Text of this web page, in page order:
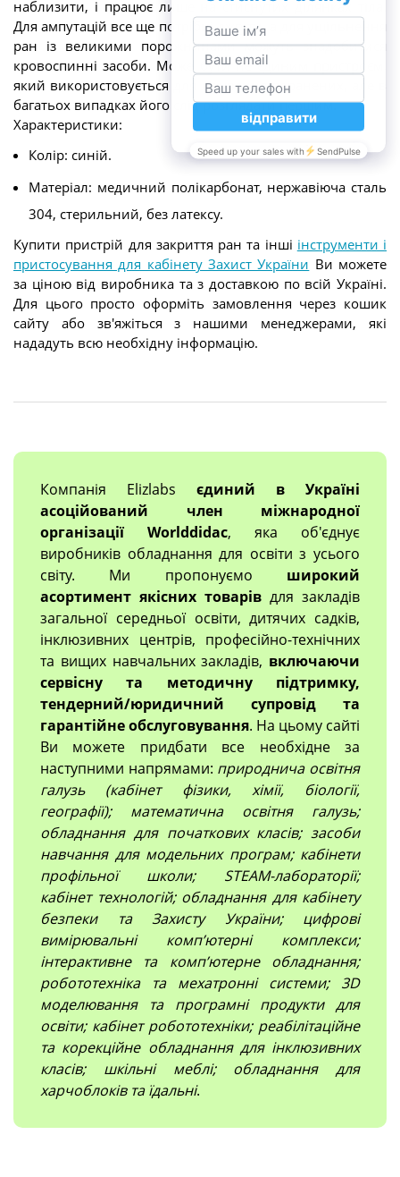
наблизити, і працює лише на стиснутих ділянках тіла.
Для ампутацій все ще потрібні джгути, а для ущільнення
ран із великими порожнинами можуть знадобитися
кровоспинні засоби. Може бути не єдиним пристроєм,
який використовується для лікування поранених, але в
багатьох випадках його слід розглядати першим.
Характеристики:
Колір: синій.
Матеріал: медичний полікарбонат, нержавіюча сталь
304, стерильний, без латексу.
Купити пристрій для закриття ран та інші інструменти і
пристосування для кабінету Захист України Ви можете
за ціною від виробника та з доставкою по всій Україні.
Для цього просто оформіть замовлення через кошик
сайту або зв'яжіться з нашими менеджерами, які
нададуть всю необхідну інформацію.
Компанія Elizlabs єдиний в Україні
асоційований член міжнародної
організації Worlddidac, яка об'єднує
виробників обладнання для освіти з усього
світу. Ми пропонуємо широкий
асортимент якісних товарів для закладів
загальної середньої освіти, дитячих садків,
інклюзивних центрів, професійно-технічних
та вищих навчальних закладів, включаючи
сервісну та методичну підтримку,
тендерний/юридичний супровід та
гарантійне обслуговування. На цьому сайті
Ви можете придбати все необхідне за
наступними напрямами: природнича освітня
галузь (кабінет фізики, хімії, біології,
географії); математична освітня галузь;
обладнання для початкових класів; засоби
навчання для модельних програм; кабінети
профільної школи; STEAM-лабораторії;
кабінет технологій; обладнання для кабінету
безпеки та Захисту України; цифрові
вимірювальні компʼютерні комплекси;
інтерактивне та комп’ютерне обладнання;
робототехніка та мехатронні системи; 3D
моделювання та програмні продукти для
освіти; кабінет робототехніки; реабілітаційне
та корекційне обладнання для інклюзивних
класів; шкільні меблі; обладнання для
харчоблоків та їдальні.